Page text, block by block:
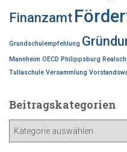
Finanzamt
Grundschulempfehlung
Mannheim OECD Philippsburg
Tullaschule Versammlung
Beitragskategorien